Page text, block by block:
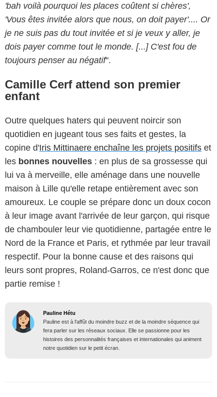
'bah voilà pourquoi les places coûtent si chères',
'Vous êtes invitée alors que nous, on doit payer'.... Or
je ne suis pas du tout invitée et si je veux y aller, je
dois payer comme tout le monde. [...] C'est fou de
toujours penser au négatif".
Camille Cerf attend son premier
enfant
Outre quelques haters qui peuvent noircir son
quotidien en jugeant tous ses faits et gestes, la
copine d'Iris Mittinaere enchaîne les projets positifs et
les bonnes nouvelles : en plus de sa grossesse qui
lui va à merveille, elle aménage dans une nouvelle
maison à Lille qu'elle retape entièrement avec son
amoureux. Le couple se prépare donc un doux cocon
à leur image avant l'arrivée de leur garçon, qui risque
de chambouler leur vie quotidienne, partagée entre le
Nord de la France et Paris, et rythmée par leur travail
respectif. Pour la bonne cause et des raisons qui
leurs sont propres, Roland-Garros, ce n'est donc que
partie remise !
Pauline Hétu
Pauline est à l'affût du moindre buzz et de la moindre séquence qui
fera parler sur les réseaux sociaux. Elle se passionne pour les
histoires des personnalités françaises et internationales qui animent
notre quotidien sur le petit écran.